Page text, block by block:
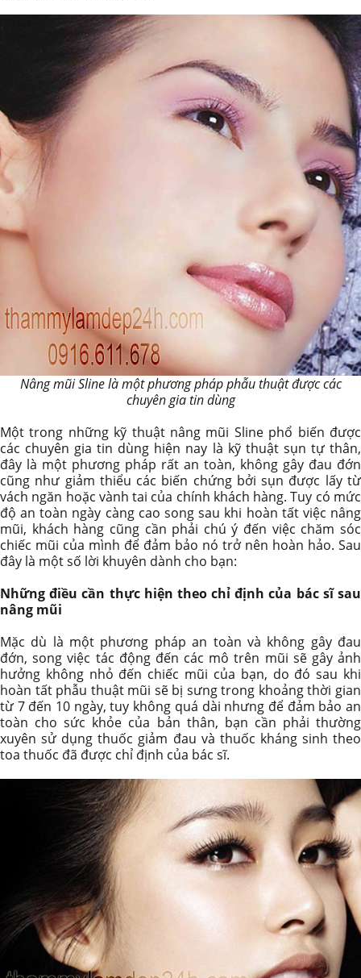
Nâng mũi Sline là một phương pháp phẫu thuật được các
chuyên gia tin dùng
Một trong những kỹ thuật nâng mũi Sline phổ biến được
các chuyên gia tin dùng hiện nay là kỹ thuật sụn tự thân,
đây là một phương pháp rất an toàn, không gây đau đớn
cũng như giảm thiểu các biến chứng bởi sụn được lấy từ
vách ngăn hoặc vành tai của chính khách hàng. Tuy có mức
độ an toàn ngày càng cao song sau khi hoàn tất việc nâng
mũi, khách hàng cũng cần phải chú ý đến việc chăm sóc
chiếc mũi của mình để đảm bảo nó trở nên hoàn hảo. Sau
đây là một số lời khuyên dành cho bạn:
Những điều cần thực hiện theo chỉ định của bác sĩ sau
nâng mũi
Mặc dù là một phương pháp an toàn và không gây đau
đớn, song việc tác động đến các mô trên mũi sẽ gây ảnh
hưởng không nhỏ đến chiếc mũi của bạn, do đó sau khi
hoàn tất phẫu thuật mũi sẽ bị sưng trong khoảng thời gian
từ 7 đến 10 ngày, tuy không quá dài nhưng để đảm bảo an
toàn cho sức khỏe của bản thân, bạn cần phải thường
xuyên sử dụng thuốc giảm đau và thuốc kháng sinh theo
toa thuốc đã được chỉ định của bác sĩ.